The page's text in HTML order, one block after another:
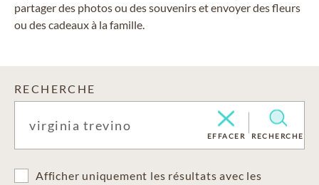
partager des photos ou des souvenirs et envoyer des fleurs
ou des cadeaux à la famille.
RECHERCHE
EFFACER RECHERCHE
Afficher uniquement les résultats avec les